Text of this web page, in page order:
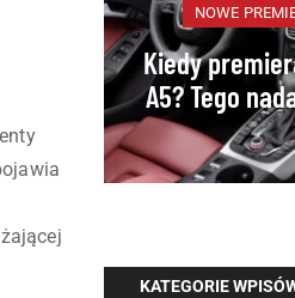
NOWE
Kiedy
A5? Tego
KATEGORIE